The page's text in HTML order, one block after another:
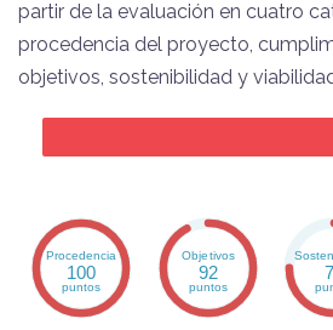
partir de la evaluación en cuatro
procedencia del proyecto,
objetivos, sostenibilidad y
Procedencia
100
puntos
Objetivos
92
puntos